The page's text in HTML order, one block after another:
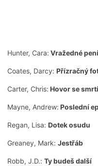
Hunter, Cara: Vražedné
Coates, Darcy: Přízračný
Carter, Chris: Hovor se smrtí
Mayne, Andrew: Poslední
Regan, Lisa: Dotek osudu
Greaney, Mark: Jestřáb
Robb, J.D.: Ty budeš další